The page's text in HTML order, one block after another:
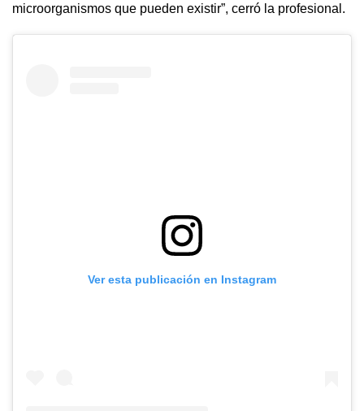
microorganismos que pueden existir”, cerró la profesional.
Ver esta publicación en Instagram